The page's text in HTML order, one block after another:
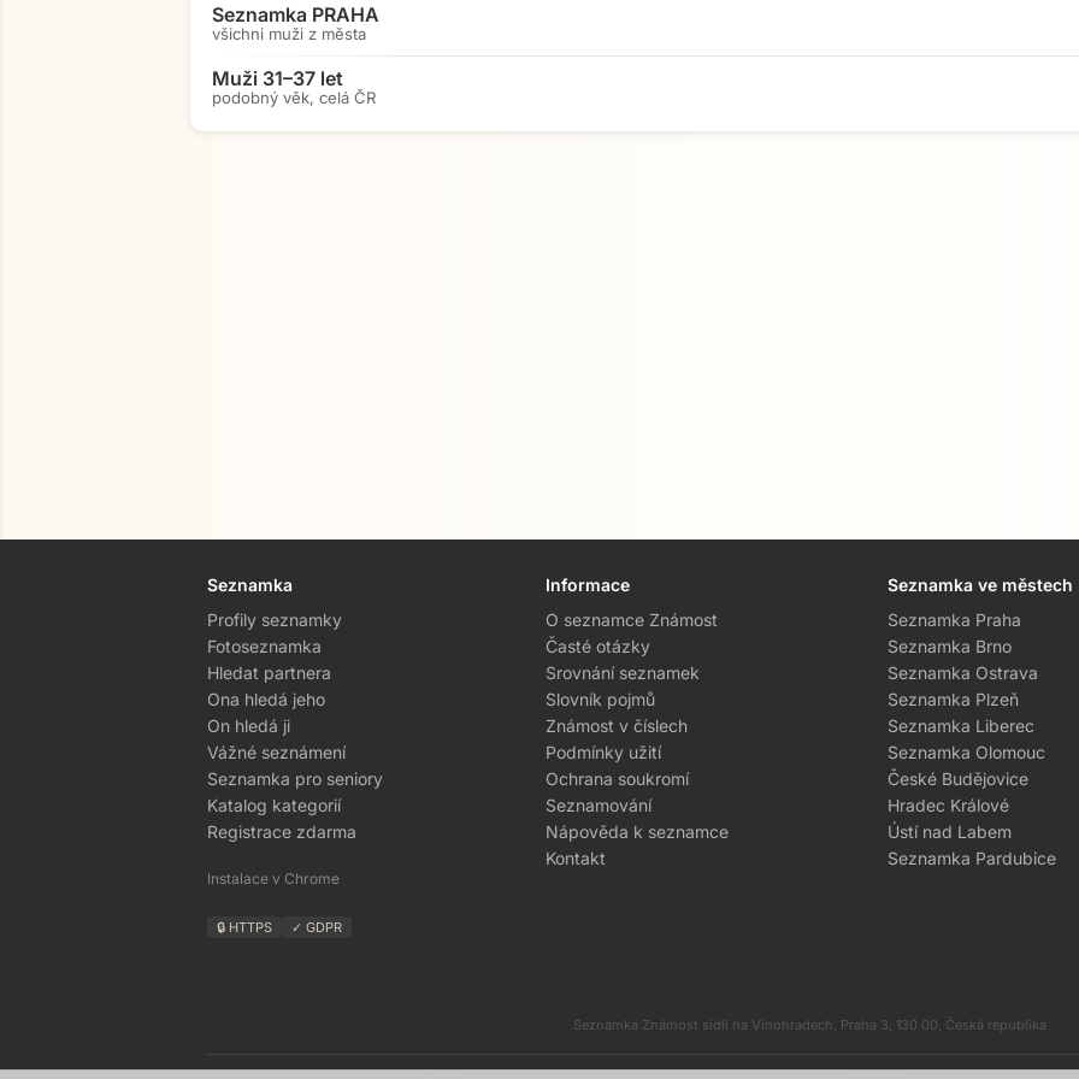
Seznamka PRAHA
všichni muži z města
Muži 31–37 let
podobný věk, celá ČR
Seznamka
Profily seznamky
Fotoseznamka
Hledat partnera
Ona hledá jeho
On hledá ji
Vážné seznámení
Seznamka pro seniory
Katalog kategorií
Registrace zdarma
Instalace v Chrome
🔒 HTTPS ✓ GDPR
Informace
O seznamce Známost
Časté otázky
Srovnání seznamek
Slovník pojmů
Známost v číslech
Podmínky užití
Ochrana soukromí
Seznamování
Nápověda k seznamce
Kontakt
Seznamka ve městech
Seznamka Praha
Seznamka Brno
Seznamka Ostrava
Seznamka Plzeň
Seznamka Liberec
Seznamka Olomouc
České Budějovice
Hradec Králové
Ústí nad Labem
Seznamka Pardubice
Seznamka Známost sídlí na Vinohradech, Praha 3, 130 00, Česká republika